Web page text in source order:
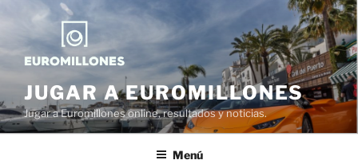
contenido
JUGAR A EUROMILLONES
Jugar a Euromillones online, resultados y noticias.
Menú